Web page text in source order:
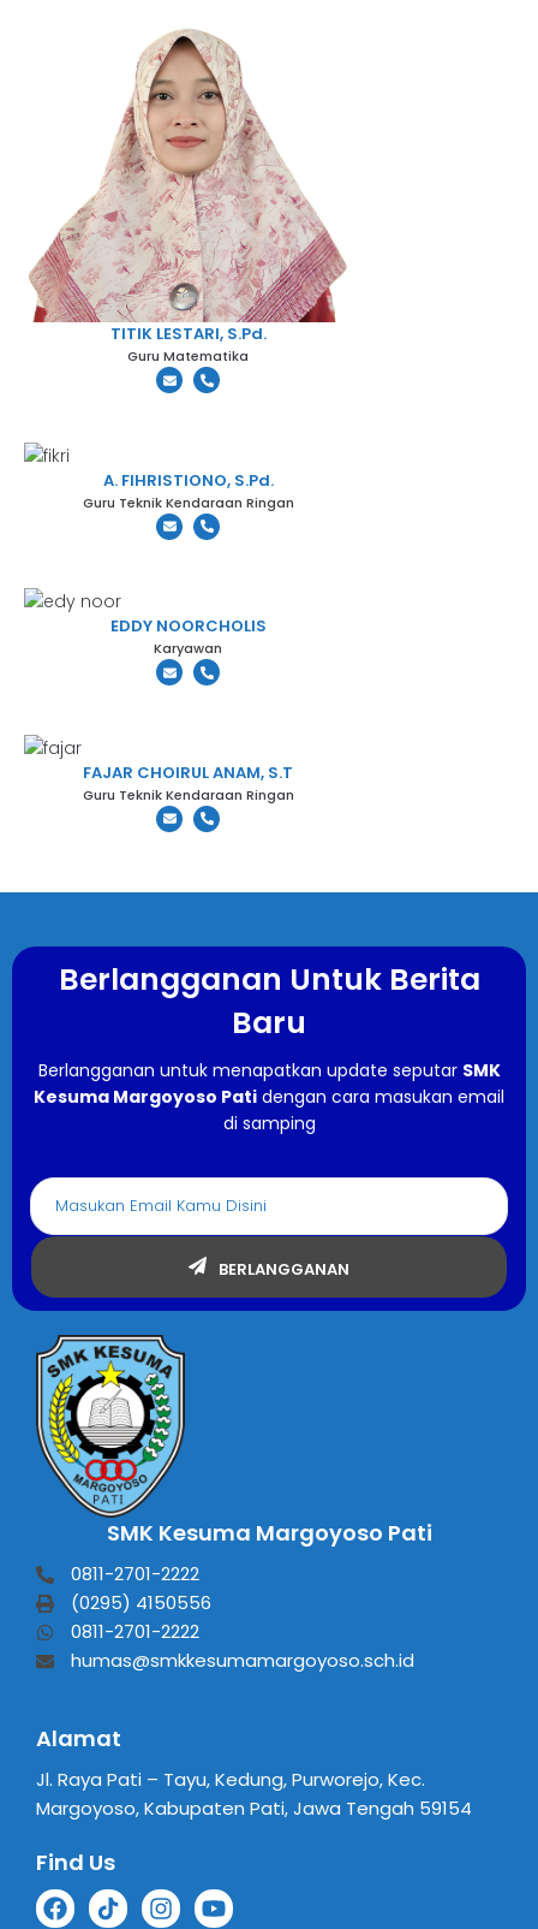
TITIK LESTARI, S.Pd.
Guru Matematika
A. FIHRISTIONO, S.Pd.
Guru Teknik Kendaraan Ringan
EDDY NOORCHOLIS
Karyawan
FAJAR CHOIRUL ANAM, S.T
Guru Teknik Kendaraan Ringan
Berlangganan Untuk Berita
Baru
Berlangganan untuk menapatkan update seputar SMK
Kesuma Margoyoso Pati dengan cara masukan email
di samping
BERLANGGANAN
SMK Kesuma Margoyoso Pati
0811-2701-2222
(0295) 4150556
0811-2701-2222
humas@smkkesumamargoyoso.sch.id
Alamat
Jl. Raya Pati – Tayu, Kedung, Purworejo, Kec.
Margoyoso, Kabupaten Pati, Jawa Tengah 59154
Find Us